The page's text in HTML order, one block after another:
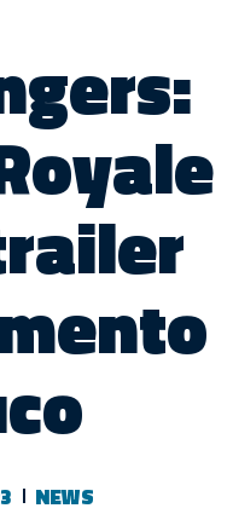
NEWS